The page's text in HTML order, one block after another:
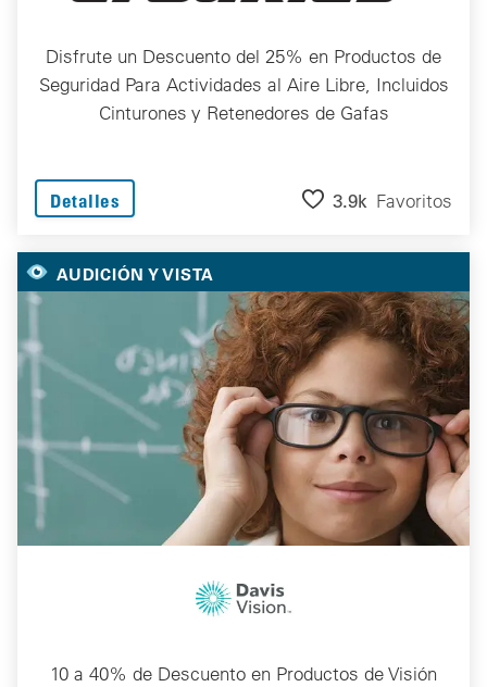
Disfrute un Descuento del 25% en Productos de
Seguridad Para Actividades al Aire Libre, Incluidos
Cinturones y Retenedores de Gafas
Detalles 3.9k Favoritos
AUDICIÓN Y VISTA
10 a 40% de Descuento en Productos de Visión